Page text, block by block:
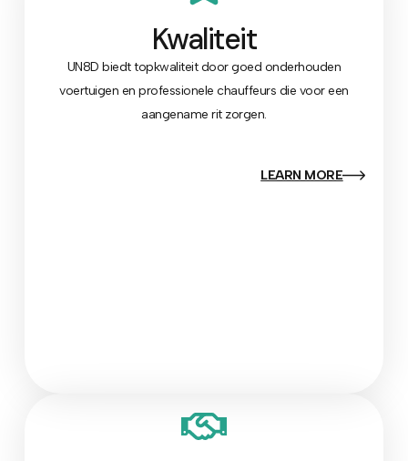
Kwaliteit
UN8D biedt topkwaliteit door goed onderhouden
voertuigen en professionele chauffeurs die voor een
aangename rit zorgen.
LEARN MORE